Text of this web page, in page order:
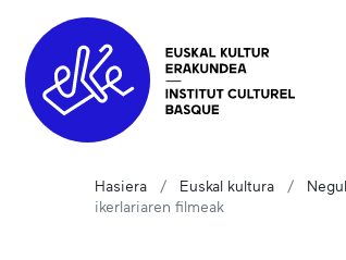
Hasiera Euskal kultura
ikerlariaren filmeak